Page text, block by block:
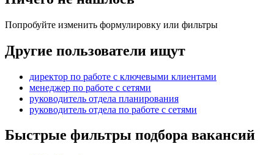
Попробуйте изменить формулировку или фильтры
Другие пользователи ищут
директор по работе с ключевыми клиентами
менеджер по работе с сетями
руководитель отдела планирования
руководитель отдела по работе с сетями
Быстрые фильтры подбора вакансий